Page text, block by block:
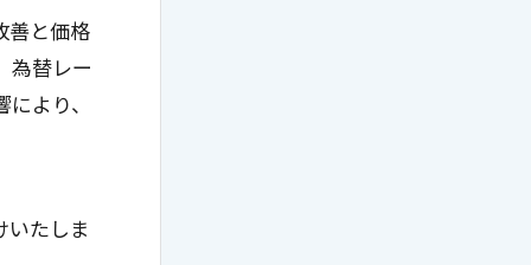
善と価格
為替レー
より、
いたしま